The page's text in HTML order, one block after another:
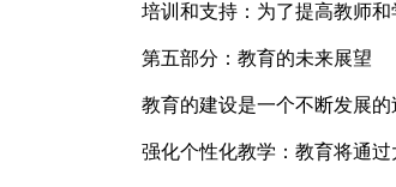
培训和支持：为了提高教师
第五部分：教育的未来展望
教育的建设是一个不断发展
强化个性化教学：教育将通